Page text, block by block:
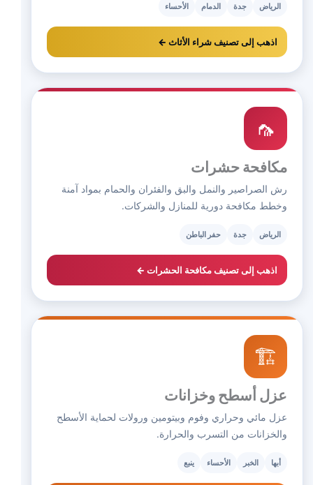
الرياض جدة الدمام الأحساء
اذهب إلى تصنيف شراء الأثاث ←
🦟
مكافحة حشرات
رش الصراصير والنمل والبق والفئران والحمام بمواد آمنة
وخطط مكافحة دورية للمنازل والشركات.
الرياض جدة حفر الباطن
اذهب إلى تصنيف مكافحة الحشرات ←
🏗️
عزل أسطح وخزانات
عزل مائي وحراري وفوم وبيتومين ورولات لحماية الأسطح
والخزانات من التسرب والحرارة.
أبها الخبر الأحساء ينبع